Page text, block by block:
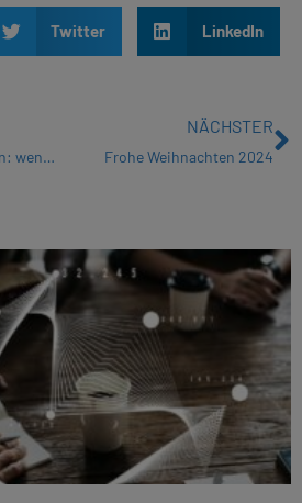
Twitter LinkedIn
Katastrophen und Krisen: wenn Ihr Lebenswerk gefährdet ist
NÄCHSTER
Frohe Weihnachten 2024